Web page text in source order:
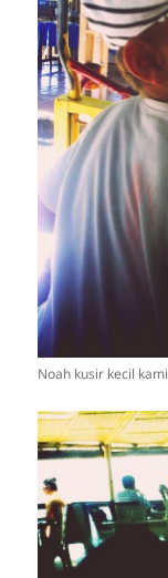
Noah kusir kecil kami